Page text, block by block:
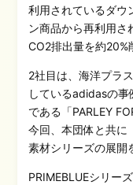
利用されているダウ
ン商品から再利用さ
CO2排出量を約20%
2社目は、海洋プラ
しているadidasの
である「PARLEY
今回、本団体と共に
素材シリーズの展開
PRIMEBLUEシリー